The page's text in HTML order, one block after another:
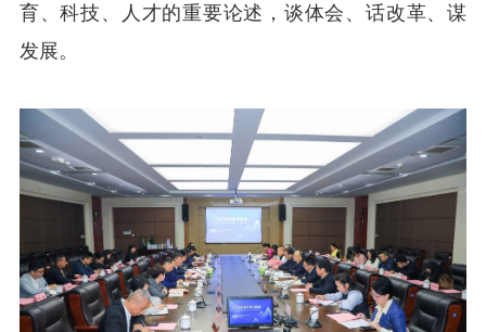
育、科技、人才的重要论述，谈体会、话改革、谋
发展。